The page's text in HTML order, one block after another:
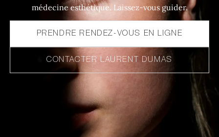
médecine esthétique. Laissez-vous guider.
PRENDRE RENDEZ-VOUS EN LIGNE
CONTACTER LAURENT DUMAS